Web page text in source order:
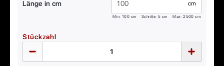
Länge in cm cm
Min: 100 cm Schritte: 5 cm Max:2500 cm
Stückzahl